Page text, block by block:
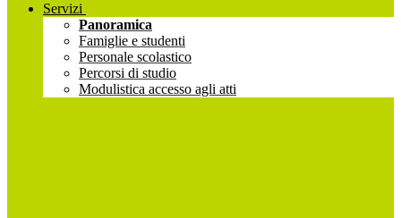
Servizi
Panoramica
Famiglie e studenti
Personale scolastico
Percorsi di studio
Modulistica accesso agli atti